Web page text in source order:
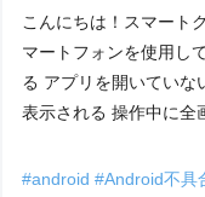
こんにちは！スマート
マートフォンを使用し
る アプリを開いていな
表示される 操作中に
#android#Android不